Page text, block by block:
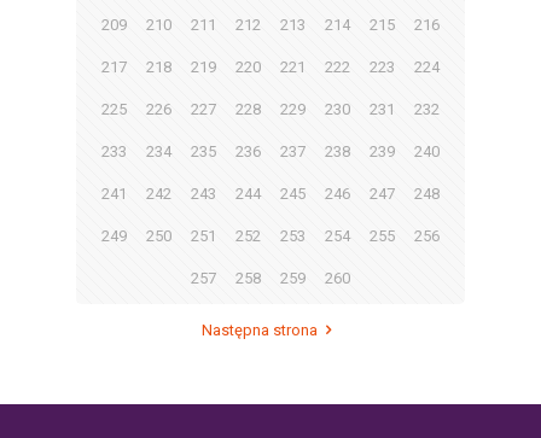
209 210 211 212 213 214 215 216
217 218 219 220 221 222 223 224
225 226 227 228 229 230 231 232
233 234 235 236 237 238 239 240
241 242 243 244 245 246 247 248
249 250 251 252 253 254 255 256
257 258 259 260
Następna strona